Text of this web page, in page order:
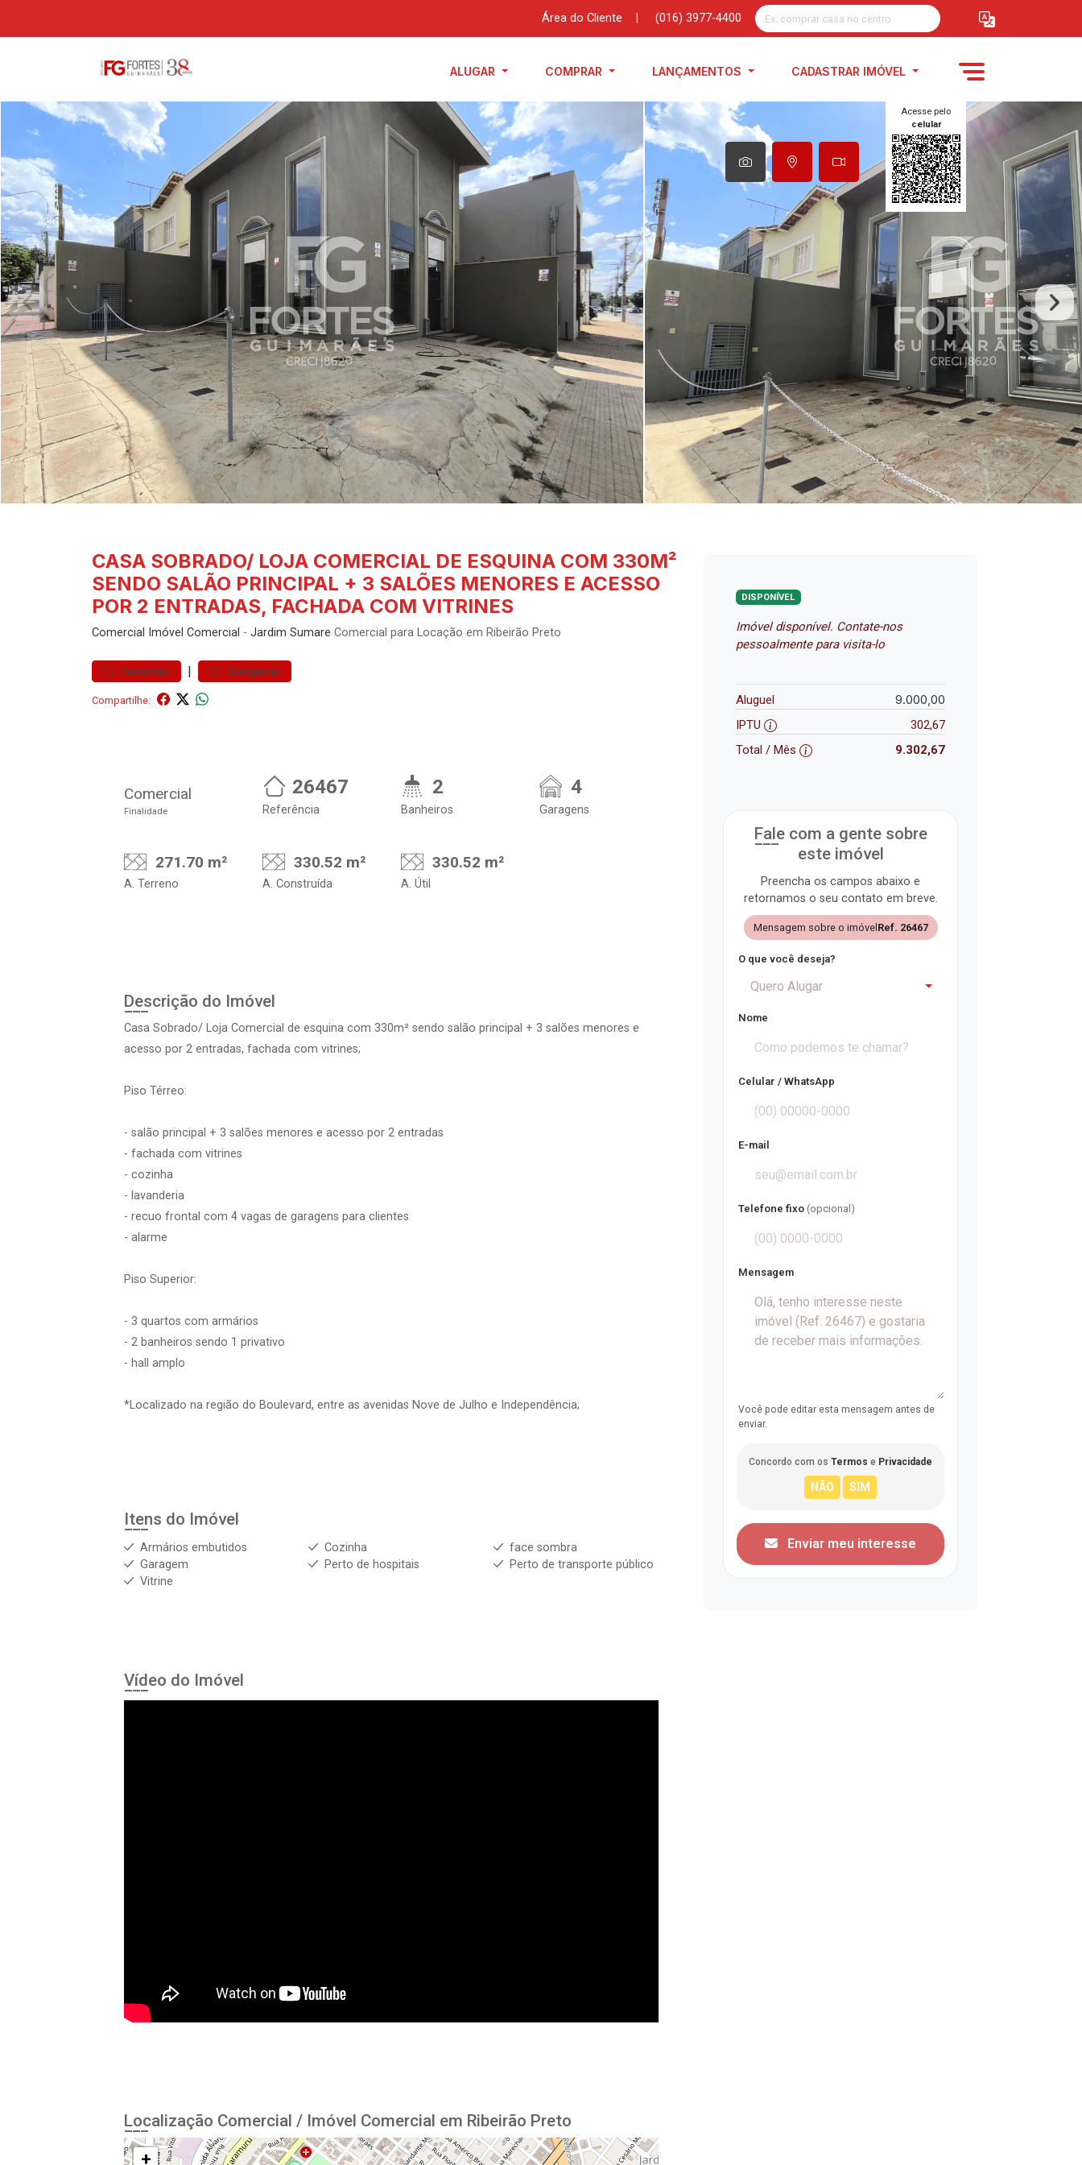
Área do Cliente (016) 3977-4400
ALUGAR COMPRAR LANÇAMENTOS CADASTRAR IMÓVEL
Acesse pelo
celular
CASA SOBRADO/ LOJA COMERCIAL DE ESQUINA COM 330M²
SENDO SALÃO PRINCIPAL + 3 SALÕES MENORES E ACESSO
POR 2 ENTRADAS, FACHADA COM VITRINES
Comercial Imóvel Comercial - Jardim Sumare Comercial para Locação em Ribeirão Preto
Favoritar | Comparar
Compartilhe:
Comercial
Finalidade
26467
Referência
2
Banheiros
4
Garagens
271.70 m²
A. Terreno
330.52 m²
A. Construída
330.52 m²
A. Útil
Descrição do Imóvel
Casa Sobrado/ Loja Comercial de esquina com 330m² sendo salão principal + 3 salões menores e
acesso por 2 entradas, fachada com vitrines;
Piso Térreo:
- salão principal + 3 salões menores e acesso por 2 entradas
- fachada com vitrines
- cozinha
- lavanderia
- recuo frontal com 4 vagas de garagens para clientes
- alarme
Piso Superior:
- 3 quartos com armários
- 2 banheiros sendo 1 privativo
- hall amplo
*Localizado na região do Boulevard, entre as avenidas Nove de Julho e Independência;
Itens do Imóvel
Armários embutidos Cozinha
face sombra
Garagem
Perto de hospitais
Perto de transporte público
Vitrine
Vídeo do Imóvel
Localização Comercial / Imóvel Comercial em Ribeirão Preto
+
DISPONÍVEL
Imóvel disponível. Contate-nos
pessoalmente para visita-lo
Aluguel 9.000,00
IPTU
302,67
Total / Mês
9.302,67
Fale com a gente sobre
este imóvel
Preencha os campos abaixo e
retornamos o seu contato em breve.
Mensagem sobre o imóvel Ref. 26467
O que você deseja?
Quero Alugar
Nome
Celular / WhatsApp
E-mail
Telefone fixo (opcional)
Mensagem
Você pode editar esta mensagem antes de
enviar.
Concordo com os Termos e Privacidade
Enviar meu interesse